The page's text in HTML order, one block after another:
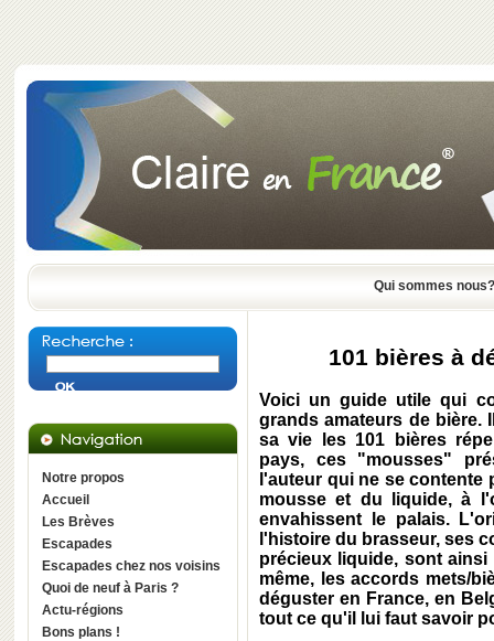
Qui sommes nous?
Notre propos
Accueil
Les Brèves
Escapades
Escapades chez nos voisins
Quoi de neuf à Paris ?
Actu-régions
Bons plans !
101 bières à
Voici un guide utile qui
grands amateurs de bière.
sa vie les 101 bières
pays, ces "mousses"
l'auteur qui ne se contente
mousse et du liquide, à
envahissent le palais.
l'histoire du brasseur, ses
précieux liquide, sont
même, les accords mets/
déguster en France, en
tout ce qu'il lui faut savoir